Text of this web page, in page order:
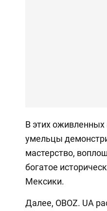
В этих
умельцы
мастерство,
богатое
Мексики.
Далее, OBOZ. UA